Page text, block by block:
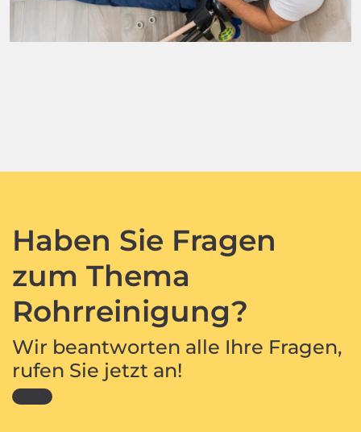
Haben Sie Fragen
zum Thema
Rohrreinigung?
Wir beantworten alle Ihre Fragen,
rufen Sie jetzt an!